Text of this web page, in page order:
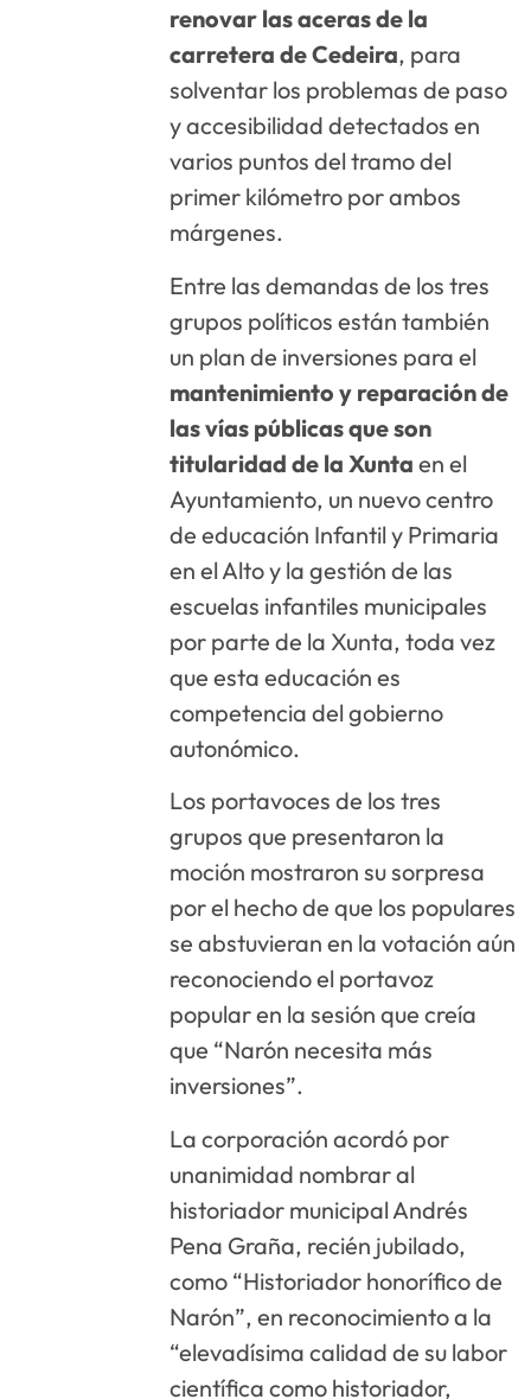
renovar las aceras de la
carretera de Cedeira, para
solventar los problemas de paso
y accesibilidad detectados en
varios puntos del tramo del
primer kilómetro por ambos
márgenes.
Entre las demandas de los tres
grupos políticos están también
un plan de inversiones para el
mantenimiento y reparación de
las vías públicas que son
titularidad de la Xunta en el
Ayuntamiento, un nuevo centro
de educación Infantil y Primaria
en el Alto y la gestión de las
escuelas infantiles municipales
por parte de la Xunta, toda vez
que esta educación es
competencia del gobierno
autonómico.
Los portavoces de los tres
grupos que presentaron la
moción mostraron su sorpresa
por el hecho de que los populares
se abstuvieran en la votación aún
reconociendo el portavoz
popular en la sesión que creía
que “Narón necesita más
inversiones”.
La corporación acordó por
unanimidad nombrar al
historiador municipal Andrés
Pena Graña, recién jubilado,
como “Historiador honorífico de
Narón”, en reconocimiento a la
“elevadísima calidad de su labor
científica como historiador,